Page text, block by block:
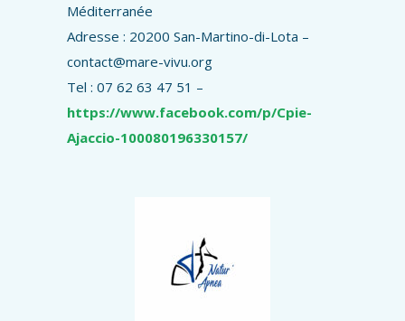
Méditerranée
Adresse : 20200 San-Martino-di-Lota –
contact@mare-vivu.org
Tel : 07 62 63 47 51 –
https://www.facebook.com/p/Cpie-
Ajaccio-100080196330157/